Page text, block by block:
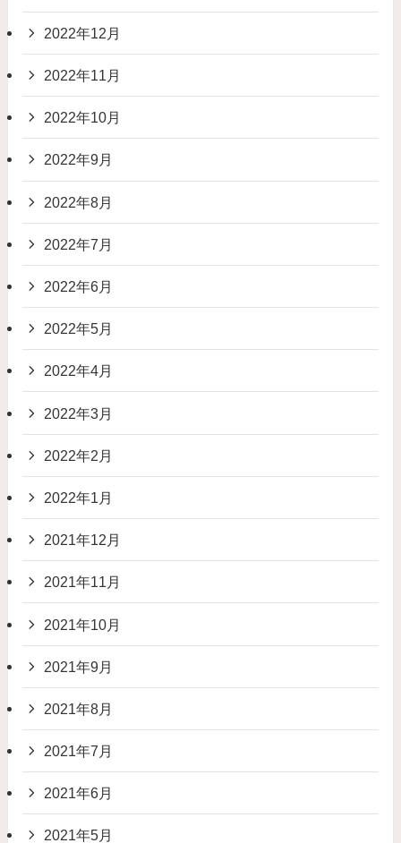
2022年12月
2022年11月
2022年10月
2022年9月
2022年8月
2022年7月
2022年6月
2022年5月
2022年4月
2022年3月
2022年2月
2022年1月
2021年12月
2021年11月
2021年10月
2021年9月
2021年8月
2021年7月
2021年6月
2021年5月